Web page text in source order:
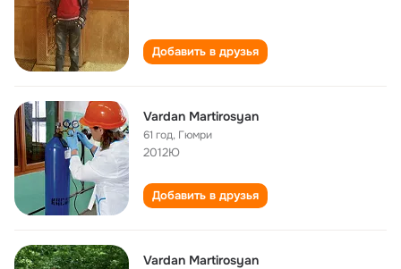
Добавить в друзья
Vardan Martirosyan
61 год, Гюмри
2012Ю
Добавить в друзья
Vardan Martirosyan